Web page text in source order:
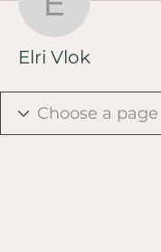
Elri Vlok
Elri Vlok